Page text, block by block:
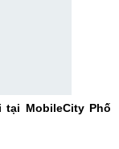
tại MobileCity Phố